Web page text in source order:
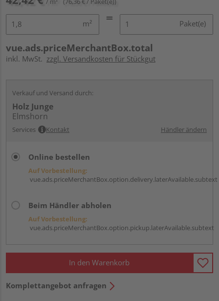
m² Paket(e)
vue.ads.priceMerchantBox.total
inkl. MwSt. zzgl. Versandkosten für Stückgut
Verkauf und Versand durch:
Holz Junge
Elmshorn
Services Kontakt Händler ändern
Online bestellen
Auf Vorbestellung:
vue.ads.priceMerchantBox.option.delivery.laterAvailable.subtext
Beim Händler abholen
Auf Vorbestellung:
vue.ads.priceMerchantBox.option.pickup.laterAvailable.subtext
In den Warenkorb
Komplettangebot anfragen